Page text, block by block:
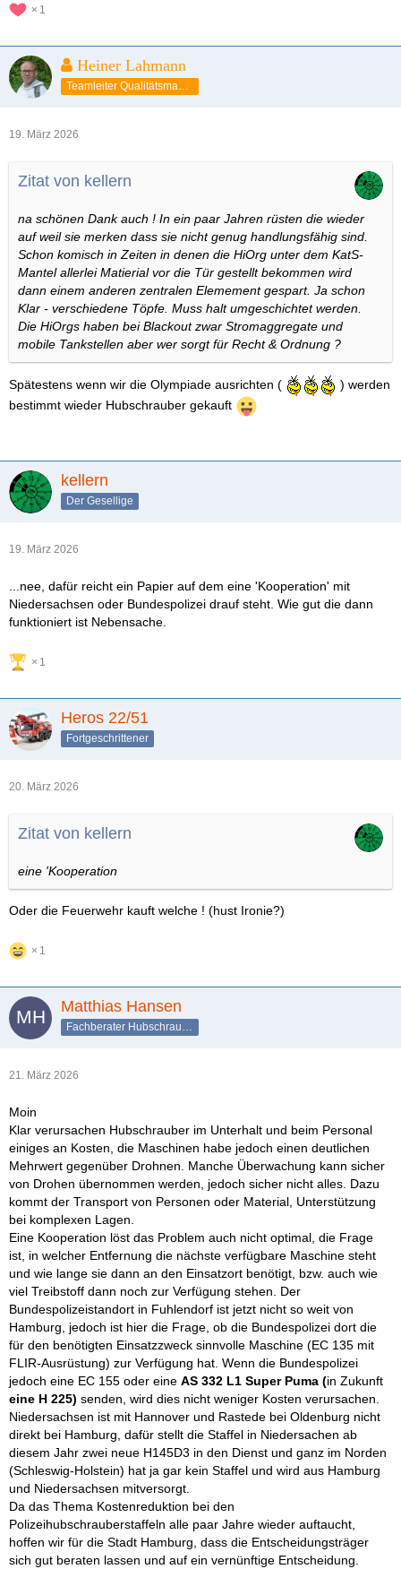
1
Heiner Lahmann
19. März 2026
Zitat von kellern
na schönen Dank auch ! In ein paar Jahren rüsten die wieder
auf weil sie merken dass sie nicht genug handlungsfähig sind.
Schon komisch in Zeiten in denen die HiOrg unter dem KatS-
Mantel allerlei Matierial vor die Tür gestellt bekommen wird
dann einem anderen zentralen Elemement gespart. Ja schon
Klar - verschiedene Töpfe. Muss halt umgeschichtet werden.
Die HiOrgs haben bei Blackout zwar Stromaggregate und
mobile Tankstellen aber wer sorgt für Recht & Ordnung ?
Spätestens wenn wir die Olympiade ausrichten (
) werden
bestimmt wieder Hubschrauber gekauft
kellern
Der Gesellige
19. März 2026
...nee, dafür reicht ein Papier auf dem eine 'Kooperation' mit
Niedersachsen oder Bundespolizei drauf steht. Wie gut die dann
funktioniert ist Nebensache.
1
Heros 22/51
Fortgeschrittener
20. März 2026
Zitat von kellern
eine 'Kooperation
Oder die Feuerwehr kauft welche ! (hust Ironie?)
1
Matthias Hansen
21. März 2026
Moin
Klar verursachen Hubschrauber im Unterhalt und beim Personal
einiges an Kosten, die Maschinen habe jedoch einen deutlichen
Mehrwert gegenüber Drohnen. Manche Überwachung kann sicher
von Drohen übernommen werden, jedoch sicher nicht alles. Dazu
kommt der Transport von Personen oder Material, Unterstützung
bei komplexen Lagen.
Eine Kooperation löst das Problem auch nicht optimal, die Frage
ist, in welcher Entfernung die nächste verfügbare Maschine steht
und wie lange sie dann an den Einsatzort benötigt, bzw. auch wie
viel Treibstoff dann noch zur Verfügung stehen. Der
Bundespolizeistandort in Fuhlendorf ist jetzt nicht so weit von
Hamburg, jedoch ist hier die Frage, ob die Bundespolizei dort die
für den benötigten Einsatzzweck sinnvolle Maschine (EC 135 mit
FLIR-Ausrüstung) zur Verfügung hat. Wenn die Bundespolizei
jedoch eine EC 155 oder eine AS 332 L1 Super Puma (in Zukunft
eine H 225) senden, wird dies nicht weniger Kosten verursachen.
Niedersachsen ist mit Hannover und Rastede bei Oldenburg nicht
direkt bei Hamburg, dafür stellt die Staffel in Niedersachen ab
diesem Jahr zwei neue H145D3 in den Dienst und ganz im Norden
(Schleswig-Holstein) hat ja gar kein Staffel und wird aus Hamburg
und Niedersachsen mitversorgt.
Da das Thema Kostenreduktion bei den
Polizeihubschrauberstaffeln alle paar Jahre wieder auftaucht,
hoffen wir für die Stadt Hamburg, dass die Entscheidungsträger
sich gut beraten lassen und auf ein vernünftige Entscheidung.